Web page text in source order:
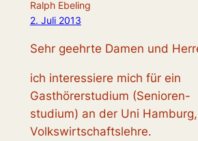
Ralph Ebeling
2. Juli 2013
Sehr geehrte Damen und
ich interessiere mich für ein
Gasthörerstudium (Senioren-
studium) an der Uni
Volkswirtschaftslehre.